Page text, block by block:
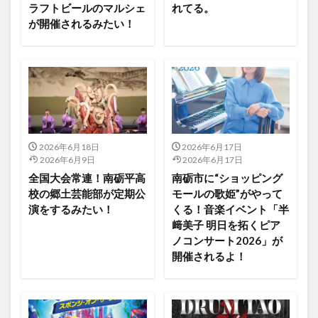
ラフトビールのマルシェ
が開催されるみたい！
れてる。
2026年6月18日
2026年6月9日
全国大会常連！南砺平高
校の郷土芸能部が定期公
演をするみたい！
2026年6月17日
2026年6月17日
南砺市に“ショッピング
モールの歌姫”がやって
くる！音楽イベント「半
﨑美子 明日を拓くピア
ノコンサート2026」が
開催されるよ！